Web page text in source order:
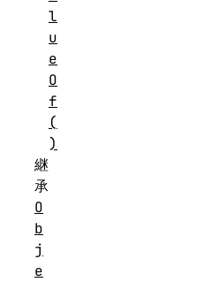
l
u
e
O
f
(
)
継
承
O
b
j
e